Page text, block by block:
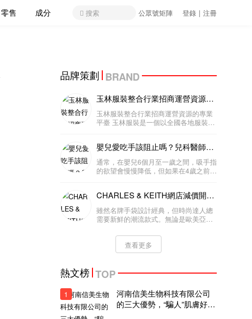
品牌策劃 BRAND
玉林服裝整合行業招商運營資源的
專業平臺
玉林服裝整合行業招商運營資源的專業
平臺 玉林服裝是一個以全國各地服裝為
不同類別的大量客戶，以及無限的商機
和發展空間。致力于打造中國專業的
嬰兒愛吃手該阻止嗎？兒科醫師：
這是小孩認識世界的正常行為！
通常，在嬰兒6個月至一歲之間，吸手指
的欲望會慢慢降低，但如果在4歲之前還
指的行為，或是對外在的興趣大于吸手
指的滿足感。 「吃手」是嬰兒成長
CHARLES & KEITH網店減價開
始！KOL人氣手袋也在減
雖然名牌手袋設計經典，但時尚達人總
需要新鮮的潮流款式。無論是歐美亞洲
民品牌CHARLES KEITH。這品牌一直
深受女生喜歡，它多變時尚的設計，無
論是干練的上班造型或是慵懶率性的假
查看更多
熱文榜 TOP
河南信美生物科技有限公司
的三大優勢，“騙人”肌膚好水
1
零售 成分 搜索 公眾號矩陣 登錄 | 注冊